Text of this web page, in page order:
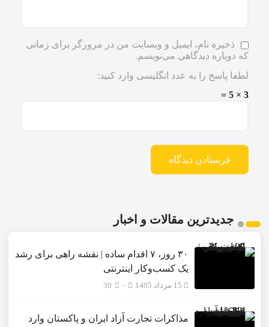
ذخیره نام، ایمیل و وبسایت من در مرورگر برای زمانی
که دوباره دیدگاهی می‌نویسم.
لطفا پاسخ را به عدد انگلیسی وارد کنید:
3 × 5 =
جدیدترین مقالات و اخبار
۳۰ روز، ۷ اقدام ساده | نقشه راهی برای رشد
یک کسب‌وکار اینترنتی
15 مرداد 1405 30
مذاکرات تجارت آزاد ایران و پاکستان وارد